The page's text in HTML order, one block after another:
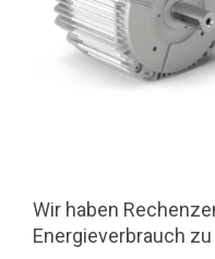
Wir haben
Energieverbrauch